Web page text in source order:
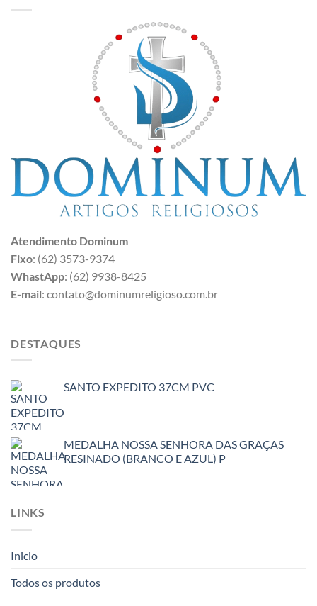
Atendimento Dominum
Fixo: (62) 3573-9374
WhastApp: (62) 9938-8425
E-mail: contato@dominumreligioso.com.br
DESTAQUES
SANTO EXPEDITO 37CM PVC
MEDALHA NOSSA SENHORA DAS GRAÇAS
RESINADO (BRANCO E AZUL) P
LINKS
Inicio
Todos os produtos